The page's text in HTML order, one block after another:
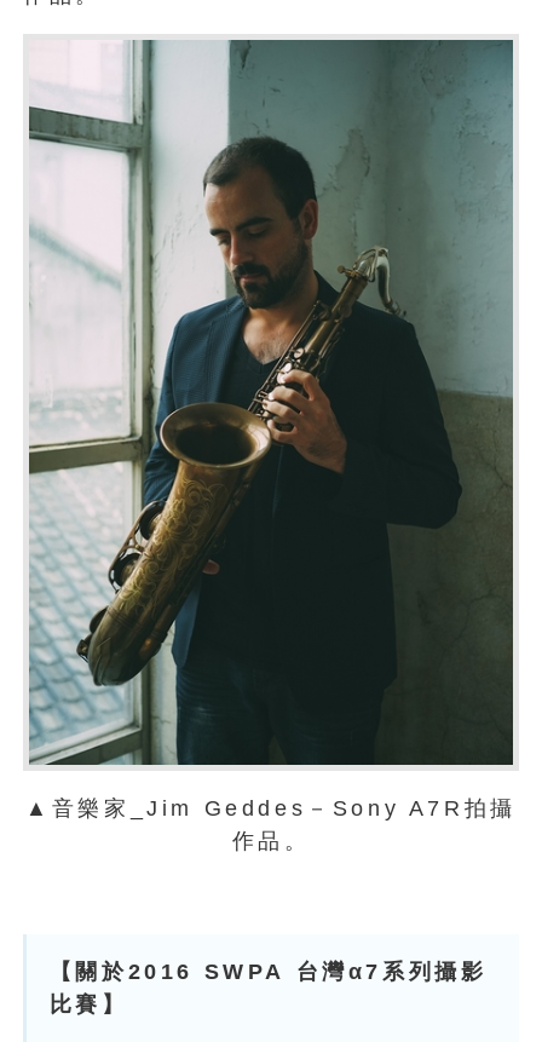
▲音樂家_Jim Geddes－Sony A7R拍攝
作品。
【關於2016 SWPA 台灣α7 系列攝影
比賽】